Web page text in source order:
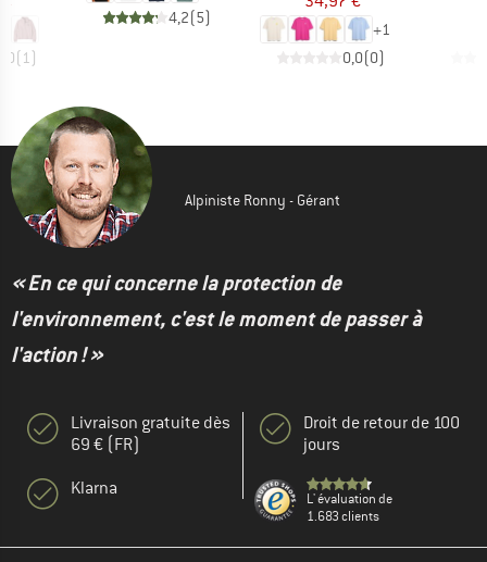
(1)
4,2(5)
+1
0,0(0)
Alpiniste Ronny - Gérant
« En ce qui concerne la protection de
l'environnement, c'est le moment de passer à
l'action ! »
Livraison gratuite dès
69 € (FR)
Klarna
Droit de retour de 100
jours
L' évaluation de
1.683 clients